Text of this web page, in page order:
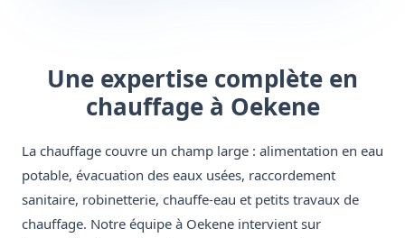
Une expertise complète en
chauffage à Oekene
La chauffage couvre un champ large : alimentation en eau
potable, évacuation des eaux usées, raccordement
sanitaire, robinetterie, chauffe-eau et petits travaux de
chauffage. Notre équipe à Oekene intervient sur